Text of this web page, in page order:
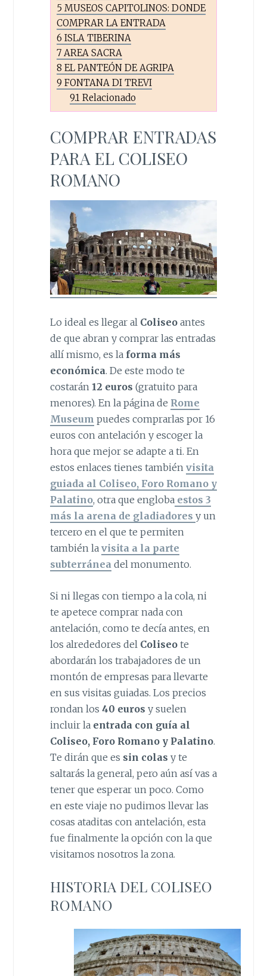
5 MUSEOS CAPITOLINOS: DONDE
COMPRAR LA ENTRADA
6 ISLA TIBERINA
7AREA SACRA
8 EL PANTEÓN DE AGRIPA
9 FONTANA DI TREVI
9.1 Relacionado
COMPRAR ENTRADAS
PARA EL COLISEO
ROMANO
Lo ideal es llegar al Coliseoantes
de que abran y comprar las entradas
allí mismo, es la forma más
económica. De este modo te
costarán 12 euros (gratuito para
menores). En la página de Rome
Museum puedes comprarlas por 16
euros con antelación y escoger la
hora que mejor se adapte a ti. En
estos enlaces tienes también visita
guiada al Coliseo, Foro Romano y
Palatino, otra que englobaestos 3
más la arena de gladiadores y un
tercero en el que te permiten
también la visita a la parte
subterráneadel monumento.
Si ni llegas con tiempo a la cola, ni
te apetece comprar nada con
antelación, como te decía antes, en
los alrededores del Coliseote
abordarán los trabajadores de un
montón de empresas para llevarte
en sus visitas guiadas. Los precios
rondan los 40 euros y suelen
incluir la entrada con guía al
Coliseo, Foro Romano y Palatino.
Te dirán que es sin colas y te
saltarás la general, pero aún así vas a
tener que esperar un poco. Como
en este viaje no pudimos llevar las
cosas ataditas con antelación, esta
fue finalmente la opción con la que
visitamos nosotros la zona.
HISTORIA DEL COLISEO
ROMANO